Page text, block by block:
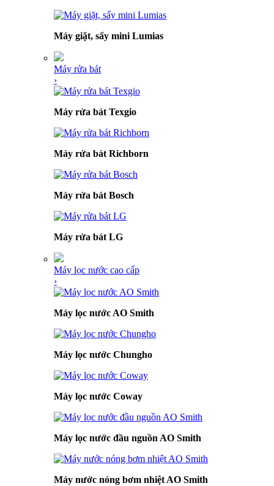
Máy giặt, sấy mini Lumias
Máy rửa bát
›
Máy rửa bát Texgio
Máy rửa bát Richborn
Máy rửa bát Bosch
Máy rửa bát LG
Máy lọc nước cao cấp
›
Máy lọc nước AO Smith
Máy lọc nước Chungho
Máy lọc nước Coway
Máy lọc nước đầu nguồn AO Smith
Máy nước nóng bơm nhiệt AO Smith